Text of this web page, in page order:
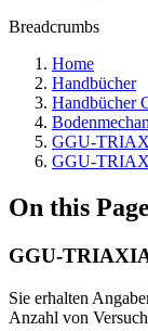
Breadcrumbs
Home
Handbücher
Handbücher
GGU-
GGU-
On this Page
GGU-
Sie erhalten
Anzahl von